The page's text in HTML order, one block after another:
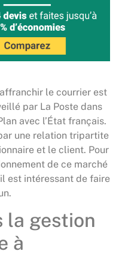
le courrier est
par La Poste dans
avec l’État français.
une relation tripartite
et le client. Pour
de ce marché
est intéressant de faire
la gestion
à